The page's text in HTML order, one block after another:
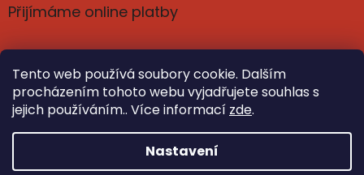
Tento web používá soubory cookie. Dalším
procházením tohoto webu vyjadřujete souhlas s
jejich používáním.. Více informací zde.
Nastavení
Přijímáme online platby
Nastavil tým EshopyUmíme.cz